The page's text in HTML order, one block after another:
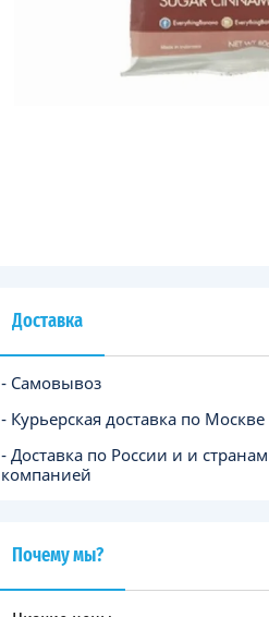
Доставка
- Самовывоз
- Курьерская доставка по Москве
- Доставка по России и и
компанией
Почему мы?